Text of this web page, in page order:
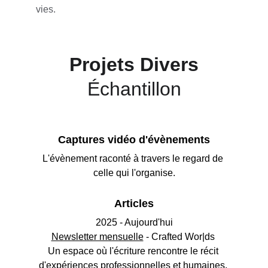
vies.
Captures vidéo d'évènements
L'évènement raconté à travers le regard de
celle qui l'organise.
Articles
2025 - Aujourd'hui
Newsletter mensuelle - Crafted Wor|ds
Un espace où l'écriture rencontre le récit
d'expériences professionnelles et humaines.
Projets Divers
Échantillon